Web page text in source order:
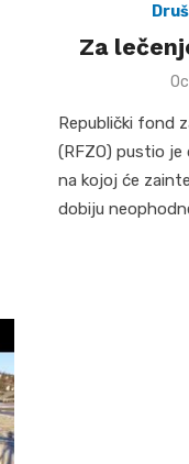
Za
Republički fond
(RFZO) pustio
na kojoj će
dobiju